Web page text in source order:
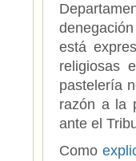
está
religiosas
pastelería
razón a la
ante el
Como